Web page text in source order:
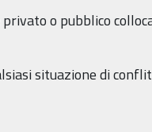
o pubblico
situazione di